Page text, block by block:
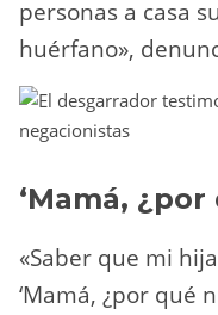
personas a casa
huérfano»,
‘Mamá,
«Saber que mi
‘Mamá, ¿por qué